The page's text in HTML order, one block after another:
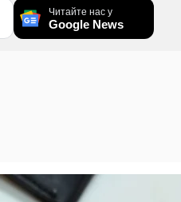
Читайте нас у
Google News